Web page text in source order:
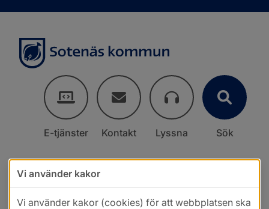
E-tjänster Kontakt Lyssna Sök
Vi använder kakor
Vi använder kakor (cookies) för att webbplatsen ska